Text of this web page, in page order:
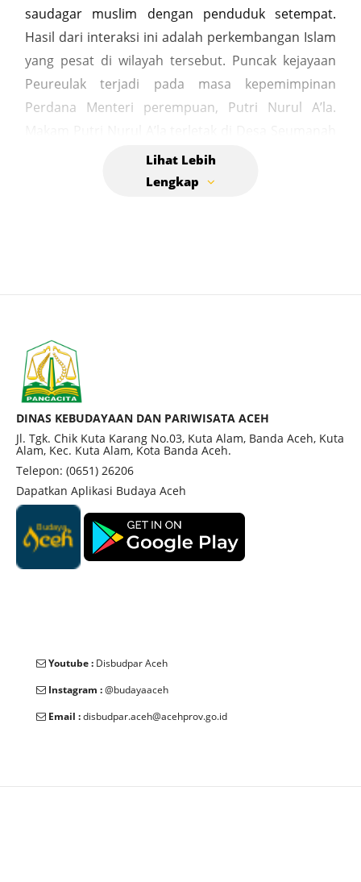
saudagar muslim dengan penduduk setempat.
Hasil dari interaksi ini adalah perkembangan Islam
yang pesat di wilayah tersebut. Puncak kejayaan
Peureulak terjadi pada masa kepemimpinan
Perdana Menteri perempuan, Putri Nurul A’la.
Jaya, dekat dengan aliran sungai. Pada bagian
nisan makamnya terdapat ukiran yang sudah
DINAS KEBUDAYAAN DAN PARIWISATA ACEH
Jl. Tgk. Chik Kuta Karang No.03, Kuta Alam, Banda Aceh, Kuta
Alam, Kec. Kuta Alam, Kota Banda Aceh.
Telepon: (0651) 26206
Dapatkan Aplikasi Budaya Aceh
Youtube : Disbudpar Aceh
Instagram :@budayaaceh
Email :disbudpar.aceh@acehprov.go.id